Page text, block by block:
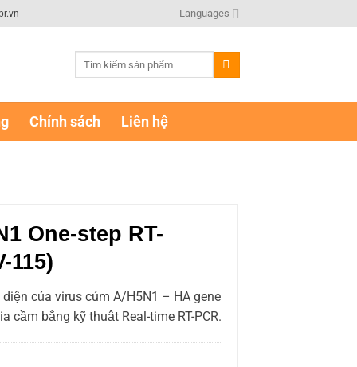
Languages
Chính sách Liên hệ
One-step RT-
115)
của virus cúm A/H5N1 – HA gene
cầm bằng kỹ thuật Real-time RT-PCR.